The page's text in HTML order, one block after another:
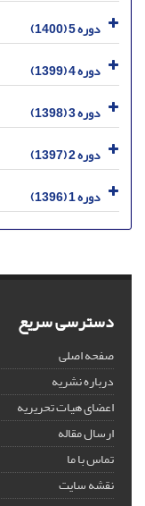
دوره 5 (1400)
دوره 4 (1399)
دوره 3 (1398)
دوره 2 (1397)
دوره 1 (1396)
دسترسی سریع
صفحه اصلی
درباره نشریه
اعضای هیات تحریریه
ارسال مقاله
تماس با ما
نقشه سایت